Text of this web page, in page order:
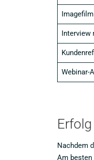
Imagefilm
Interview
Webinar-
Nachdem
Am besten